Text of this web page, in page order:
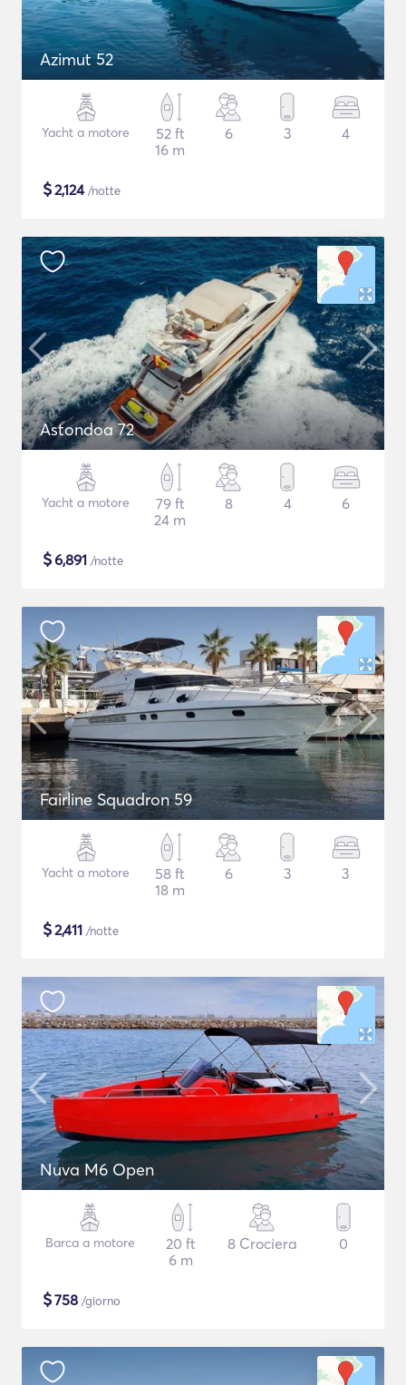
Azimut 52
Yacht a motore
52 ft
16 m
6 3 4
$2,124/notte
Astondoa 72
Yacht a motore
79 ft
24 m
8 4 6
$6,891 /notte
Fairline Squadron 59
Yacht a motore
58 ft
18 m
6 3 3
$2,411 /notte
Nuva M6 Open
Barca a motore
20 ft
6 m
8 Crociera 0
$758 /giorno